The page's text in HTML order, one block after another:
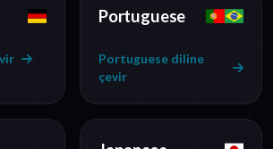
Portuguese
Portuguese diline
çevir